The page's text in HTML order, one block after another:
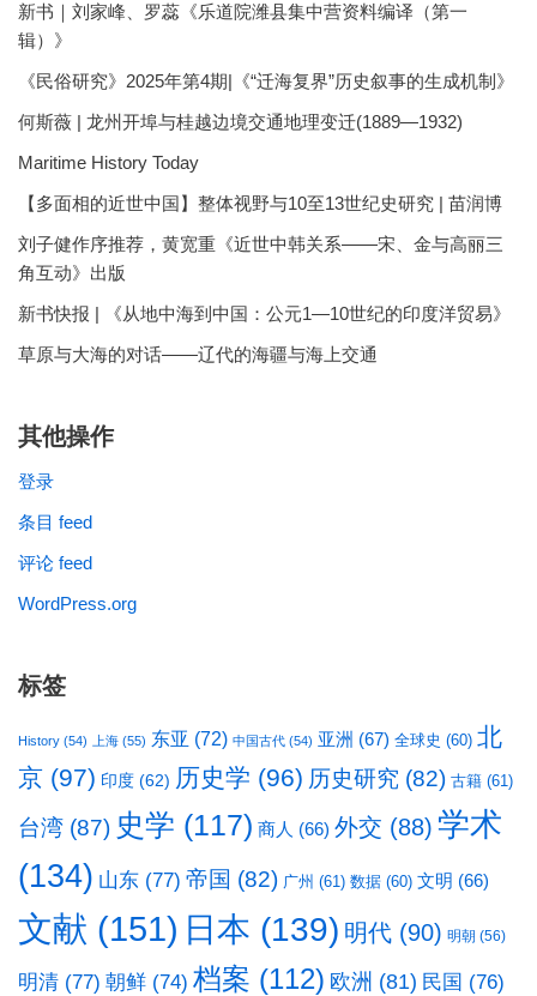
新书｜刘家峰、罗蕊《乐道院潍县集中营资料编译（第一
辑）》
《民俗研究》2025年第4期|《“迁海复界”历史叙事的生成机制》
何斯薇 | 龙州开埠与桂越边境交通地理变迁(1889—1932)
Maritime History Today
【多面相的近世中国】整体视野与10至13世纪史研究 | 苗润博
刘子健作序推荐，黄宽重《近世中韩关系——宋、金与高丽三
角互动》出版
新书快报 | 《从地中海到中国：公元1—10世纪的印度洋贸易》
草原与大海的对话——辽代的海疆与海上交通
其他操作
登录
条目 feed
评论 feed
WordPress.org
标签
History (54) 上海 (55) 东亚 (72) 中国古代 (54) 亚洲 (67) 全球史 (60) 北
京 (97) 印度 (62) 历史学 (96) 历史研究 (82) 古籍 (61)
台湾 (87) 史学 (117) 商人 (66) 外交 (88) 学术
(134) 山东 (77) 帝国 (82) 广州 (61) 数据 (60) 文明 (66)
文献 (151) 日本 (139) 明代 (90) 明朝 (56)
明清 (77) 朝鲜 (74) 档案 (112) 欧洲 (81) 民国 (76)